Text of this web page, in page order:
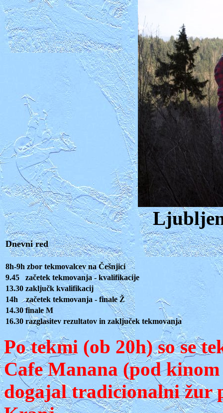
Dnevni red
8h-9h zbor tekmovalcev na Češnjici
9.45 začetek tekmovanja - kvalifikacije
13.30 zaključk kvalifikacij
14h začetek tekmovanja - finale Ž
14.30 finale M
16.30 razglasitev rezultatov in zaključek tekmovanja
Po tekmi (ob 20h) so se
Cafe Manana (pod
dogajal tradicionalni žur